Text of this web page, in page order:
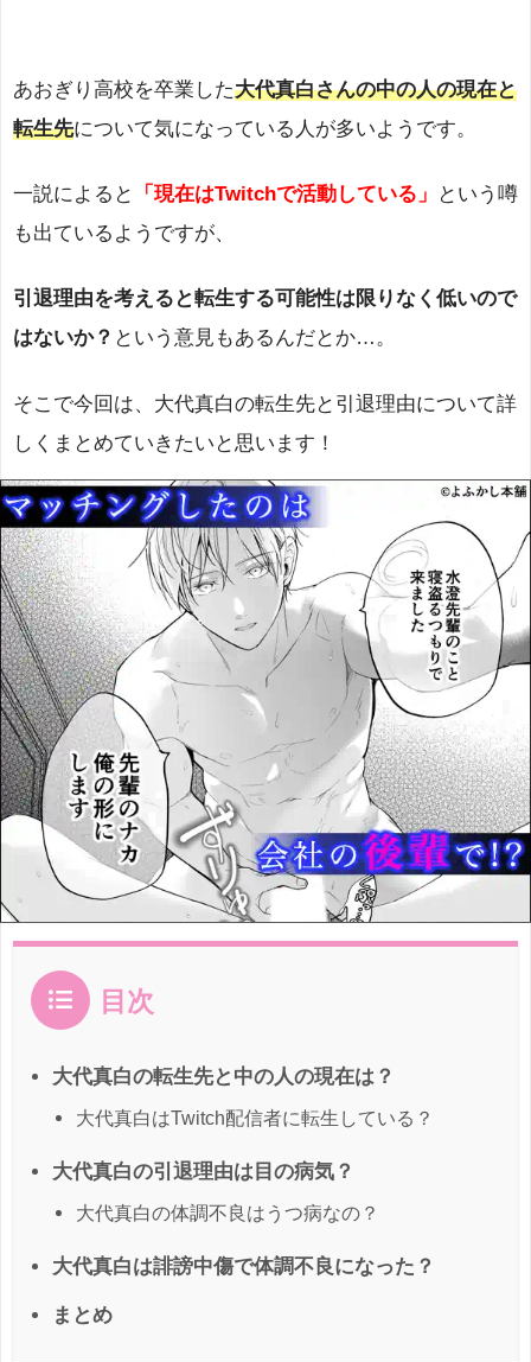
あおぎり高校を卒業した大代真白さんの中の人の現在と
転生先について気になっている人が多いようです。
一説によると 「現在はTwitchで活動している」
という噂
も出ているようですが、
引退理由を考えると転生する可能性は限りなく低いので
はないか？ という意見もあるんだとか…。
そこで今回は、大代真白の転生先と引退理由について詳
しくまとめていきたいと思います！
目次
大代真白の転生先と中の人の現在は？
大代真白はTwitch配信者に転生している？
大代真白の引退理由は目の病気？
大代真白の体調不良はうつ病なの？
大代真白は誹謗中傷で体調不良になった？
まとめ